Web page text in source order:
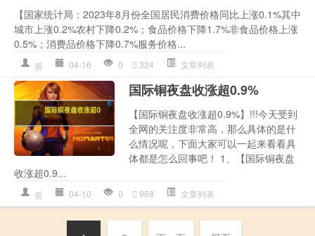
【国家统计局：2023年8月份全国居民消费价格同比上涨0.1%其中
城市上涨0.2%农村下降0.2%；食品价格下降1.7%非食品价格上涨
0.5%；消费品价格下降0.7%服务价格...
gj 04-16 0 324 文章列表
国际铜夜盘收涨超0.9%
【国际铜夜盘收涨超0.9%】!!!今天受到
全网的关注度非常高，那么具体的是什
么情况呢，下面大家可以一起来看看具
体都是怎么回事吧！ 1、【国际铜夜盘
收涨超0.9...
gj 04-10 0 968 文章列表